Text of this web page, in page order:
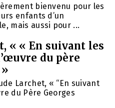
bienvenu pour les
enfants d’un
mais aussi pour ...
« « En suivant les
du père
Larchet, « “En suivant
du Père Georges